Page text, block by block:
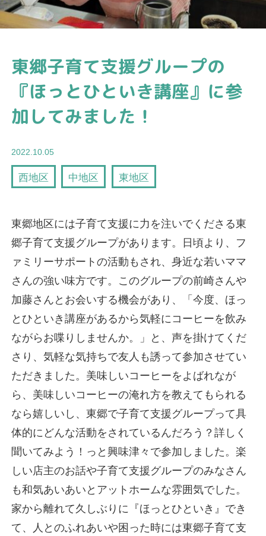
東郷子育て支援グループの
『ほっとひといき講座』に参
加してみました！
2022.10.05
西地区 中地区 東地区
東郷地区には子育て支援に力を注いでくださる東
郷子育て支援グループがあります。日頃より、フ
ァミリーサポートの活動もされ、身近な若いママ
さんの強い味方です。このグループの前崎さんや
加藤さんとお会いする機会があり、「今度、ほっ
とひといき講座があるから気軽にコーヒーを飲み
ながらお喋りしませんか。」と、声を掛けてくだ
さり、気軽な気持ちで友人も誘って参加させてい
ただきました。美味しいコーヒーをよばれなが
ら、美味しいコーヒーの淹れ方を教えてもられる
なら嬉しいし、東郷で子育て支援グループって具
体的にどんな活動をされているんだろう？詳しく
聞いてみよう！っと興味津々で参加しました。楽
しい店主のお話や子育て支援グループのみなさん
も和気あいあいとアットホームな雰囲気でした。
家から離れて久しぶりに『ほっとひといき』でき
て、人とのふれあいや困った時には東郷子育て支